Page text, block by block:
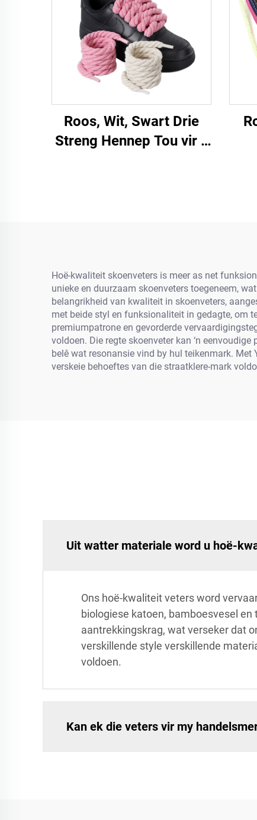
Roos, Wit, Swart Drie
Streng Hennep Tou vir a
Hoë-kwaliteit skoenveters is meer as net
unieke en duurzaam skoenveters toegeneem,
belangrikheid van kwaliteit in skoenveters,
met beide styl en funksionaliteit in gedagte, om
premiumpatrone en gevorderde
voldoen. Die regte skoenveter kan ‘n
belê wat resonansie vind by hul teikenmark. Met
verskeie behoeftes van die straatklere-mark
Uit watter materiale word u hoë-
Ons hoë-kwaliteit veters word
biologiese katoen, bamboesvesel
aantrekkingskrag, wat verseker dat
verskillende style verskillende
voldoen.
Kan ek die veters vir my